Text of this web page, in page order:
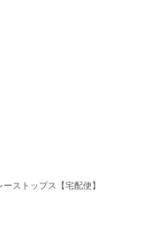
ストップス【宅配便】